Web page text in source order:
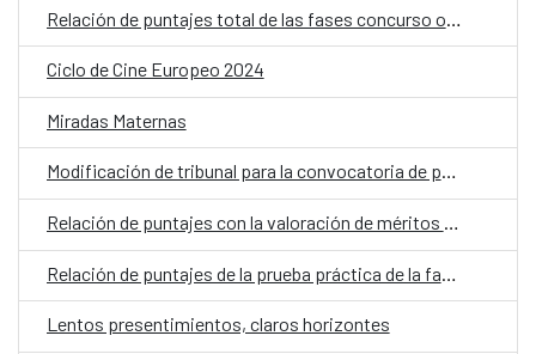
Ciclo de Cine Europeo 2024
Miradas Maternas
Modificación de tribunal para la convocatoria de personal laboral fijo como Limpiador/a
Relación de puntajes con la valoración de méritos profesionales y formativos de la fase de concurso-oposición
Lentos presentimientos, claros horizontes